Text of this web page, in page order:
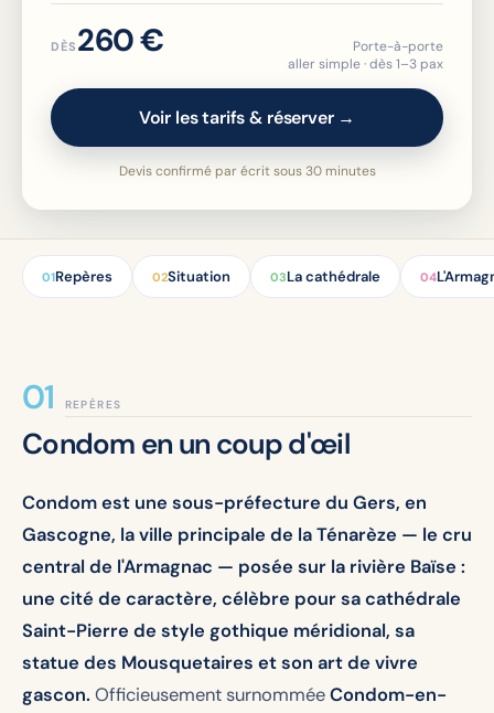
DÈS 260 €
Porte-à-porte
aller simple · dès 1–3 pax
Voir les tarifs & réserver →
Devis confirmé par écrit sous 30 minutes
01Repères 02Situation 03La cathédrale 04
REPÈRES
Condom en un coup d'œil
Condom est une sous-préfecture du Gers, en
Gascogne, la ville principale de la Ténarèze — le cru
central de l'Armagnac — posée sur la rivière Baïse :
une cité de caractère, célèbre pour sa cathédrale
Saint-Pierre de style gothique méridional, sa
statue des Mousquetaires et son art de vivre
gascon. Officieusement surnomméeCondom-en-